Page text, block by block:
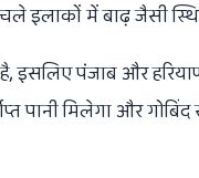
इलाकों में बाढ़ जैसी
इसलिए पंजाब और
पानी मिलेगा और